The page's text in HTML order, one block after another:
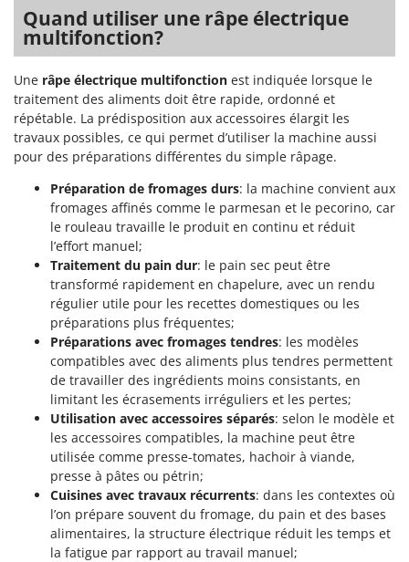
Quand utiliser une râpe électrique
multifonction?
Une râpe électrique multifonction est indiquée lorsque le
traitement des aliments doit être rapide, ordonné et
répétable. La prédisposition aux accessoires élargit les
travaux possibles, ce qui permet d’utiliser la machine aussi
pour des préparations différentes du simple râpage.
Préparation de fromages durs: la machine convient aux
fromages affinés comme le parmesan et le pecorino, car
le rouleau travaille le produit en continu et réduit
l’effort manuel;
Traitement du pain dur: le pain sec peut être
transformé rapidement en chapelure, avec un rendu
régulier utile pour les recettes domestiques ou les
préparations plus fréquentes;
Préparations avec fromages tendres: les modèles
compatibles avec des aliments plus tendres permettent
de travailler des ingrédients moins consistants, en
limitant les écrasements irréguliers et les pertes;
Utilisation avec accessoires séparés: selon le modèle et
les accessoires compatibles, la machine peut être
utilisée comme presse-tomates, hachoir à viande,
presse à pâtes ou pétrin;
Cuisines avec travaux récurrents: dans les contextes où
l’on prépare souvent du fromage, du pain et des bases
alimentaires, la structure électrique réduit les temps et
la fatigue par rapport au travail manuel;